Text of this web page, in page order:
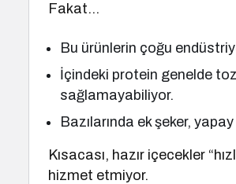
Fakat…
Bu ürünlerin çoğu
İçindeki protein genelde
sağlamayabiliyor.
Bazılarında ek şeker,
Kısacası, hazır içecekler
hizmet etmiyor.